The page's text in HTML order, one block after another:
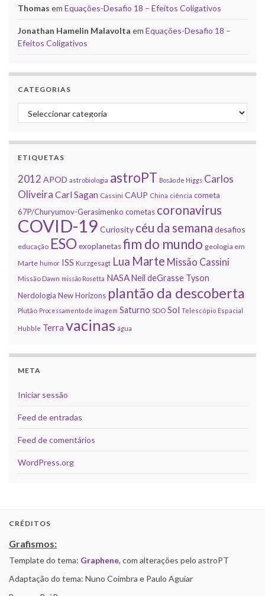
Thomas em Equações-Desafio 18 – Efeitos Coligativos
Jonathan Hamelin Malavolta em Equações-Desafio 18 –
Efeitos Coligativos
CATEGORIAS
Categorias
ETIQUETAS
2012 APOD astrobiologia astroPT Bosão de Higgs Carlos
Oliveira Carl Sagan Cassini CAUP China ciência cometa
67P/Churyumov-Gerasimenko cometas coronavirus
COVID-19 Curiosity céu da semana desafios
educação ESOexoplanetasfim do mundo geologia em
Marte humor ISS Kurzgesagt Lua Marte Missão Cassini
Missão Dawn missão Rosetta NASANeil deGrasse Tyson
Nerdologia New Horizons plantão da descoberta
Plutão Processamento de imagem Saturno SDO Sol Telescópio Espacial
Hubble Terra vacinas água
META
Iniciar sessão
Feed de entradas
Feed de comentários
WordPress.org
CRÉDITOS
Grafismos:
Template do tema: Graphene, com alterações pelo astroPT
Adaptação do tema: Nuno Coimbra e Paulo Aguiar